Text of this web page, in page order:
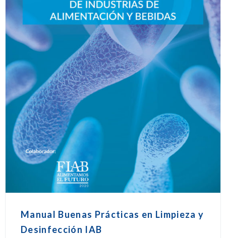
Manual Buenas Prácticas en Limpieza y
Desinfección IAB